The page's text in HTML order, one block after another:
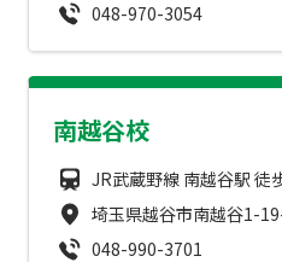
048-970-3054
南越谷校
JR武蔵野線 南越谷駅 徒
埼玉県越谷市南越谷1-
048-990-3701